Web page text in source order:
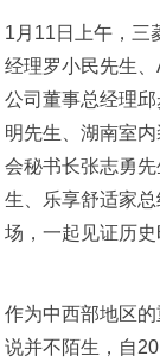
1月11日上午，三
经理罗小民先生
公司董事总经理
明先生、湖南室
会秘书长张志勇
生、乐享舒适家
场，一起见证历史
作为中西部地区
说并不陌生，自